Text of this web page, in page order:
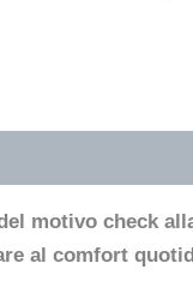
motivo check
al comfort